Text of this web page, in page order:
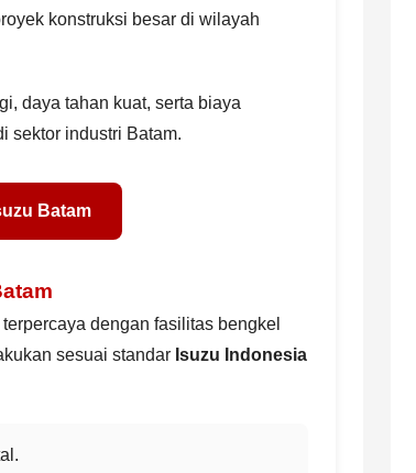
konstruksi besar di wilayah
daya tahan kuat, serta biaya
sektor industri Batam.
Batam
dengan fasilitas bengkel
sesuai standar Isuzu Indonesia